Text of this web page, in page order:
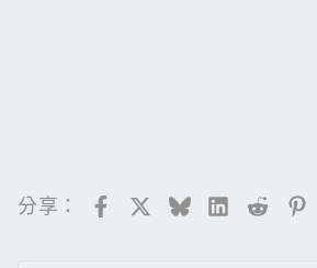
分享： FacebookBlueskyLinkedIn
Reddit